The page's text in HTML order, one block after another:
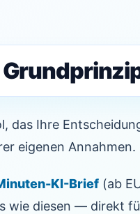
das Ihre
eigenen
KI-Brief (ab
wie diesen — direkt